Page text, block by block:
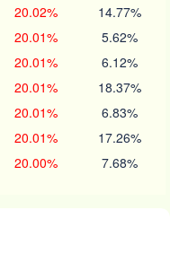
20.02% 14.77%
20.01% 5.62%
20.01% 6.12%
20.01% 18.37%
20.01% 6.83%
20.01% 17.26%
20.00% 7.68%